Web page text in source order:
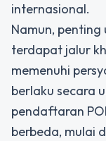
internasional.
Namun,
terdapat jalur
memenuhi
berlaku secara
pendaftaran
berbeda, mulai